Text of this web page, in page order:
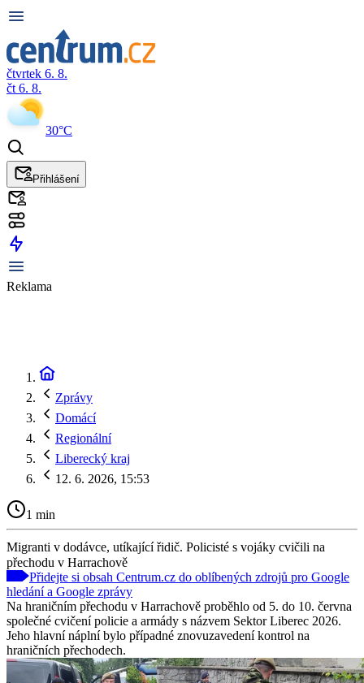
čtvrtek 6. 8.
čt 6. 8.
30°C
Přihlášení
Reklama
Zprávy
Domácí
Regionální
Liberecký kraj
12. 6. 2026, 15:53
1 min
Migranti v dodávce, utíkající řidič. Policisté s vojáky cvičili na
přechodu v Harrachově
Přidejte si obsah Centrum.cz do oblíbených zdrojů pro Google
hledání a Google zprávy
Na hraničním přechodu v Harrachově proběhlo od 5. do 10. června
společné cvičení policie a armády s názvem Sektor Liberec 2026.
Jeho hlavní náplní bylo případné znovuzavedení kontrol na
hraničních přechodech.